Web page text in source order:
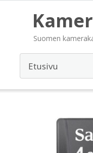
Suomen